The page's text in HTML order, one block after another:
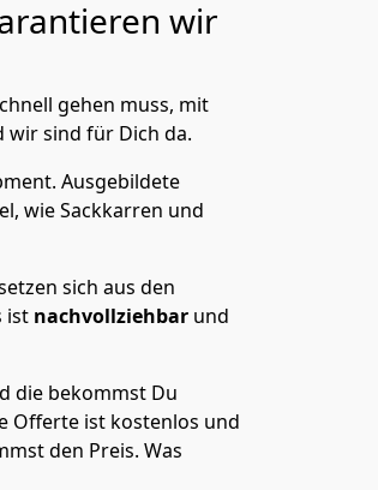
wir
gehen muss, mit
wir sind für Dich da.
Ausgebildete
wie Sackkarren und
sich aus den
ist nachvollziehbar und
die bekommst Du
Offerte ist kostenlos und
den Preis. Was